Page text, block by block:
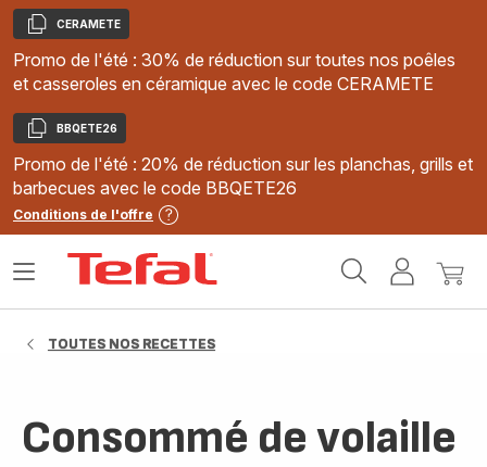
Copier
CERAMETE
Promo de l'été : 30% de réduction sur toutes nos poêles
et casseroles en céramique avec le code CERAMETE
Copier
BBQETE26
Promo de l'été : 20% de réduction sur les planchas, grills et
barbecues avec le code BBQETE26
Conditions de l'offre
MonMon
Ouvrir
TOUTES NOS RECETTES
Consommé de volaille